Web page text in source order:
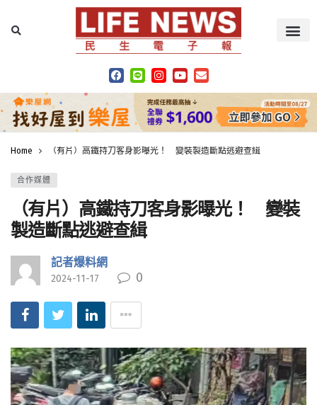
Home （有片）高鐵持刀客身影曝光！ 變裝製造斷點逃避查緝
合作媒體
（有片）高鐵持刀客身影曝光！ 變裝
製造斷點逃避查緝
記者爆料網
2024-11-17 0